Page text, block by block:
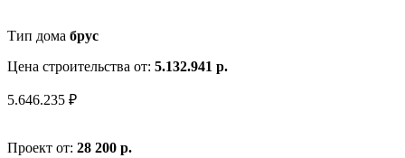
Тип дома брус
Цена строительства от: 5.132.941 р.
5.646.235 ₽
Проект от: 28 200 р.